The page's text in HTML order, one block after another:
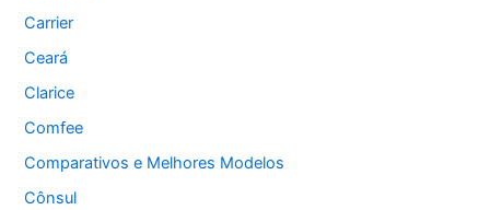
Carrier
Ceará
Clarice
Comfee
Comparativos e Melhores Modelos
Cônsul